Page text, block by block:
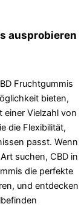
ausprobieren
Fruchtgummis
bieten,
einer Vielzahl von
die Flexibilität,
passt. Wenn
suchen, CBD in
die perfekte
und entdecken